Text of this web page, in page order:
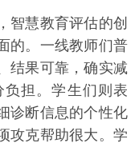
慧教育评估的创
的。一线教师们普
结果可靠，确实减
担。学生们则表
诊断信息的个性化
攻克帮助很大。学